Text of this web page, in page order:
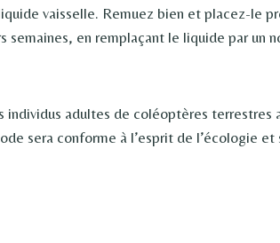
vaisselle. Remuez bien et placez-le
en remplaçant le liquide par un
adultes de coléoptères terrestres
sera conforme à l’esprit de l’écologie et